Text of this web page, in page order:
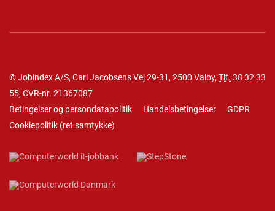
© Jobindex A/S, Carl Jacobsens Vej 29-31, 2500 Valby, Tlf. 38 32 33
55, CVR-nr. 21367087
Betingelser og persondatapolitik
Handelsbetingelser
GDPR
Cookiepolitik (ret samtykke)